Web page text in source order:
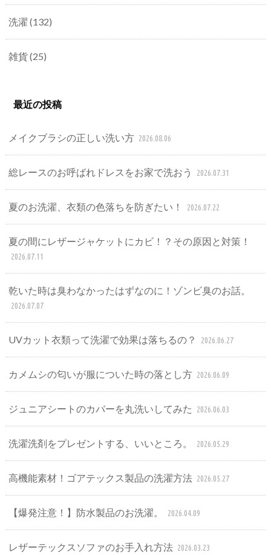
洗濯 (132)
雑貨(25)
最近の投稿
メイクブラシの正しい洗い方 2026.08.06
総レースのお呼ばれドレスをお家で洗おう 2026.07.31
夏のお洗濯、衣類の色落ちを防ぎたい！ 2026.07.22
夏の間にレザージャケットにカビ！？その原因と対策！
2026.07.11
乾いた時は臭わなかったはずなのに！ゾンビ臭のお話。
2026.07.07
UVカット衣類って洗濯で効果は落ちるの？ 2026.06.27
カメムシの匂いが服についた時の落とし方 2026.06.09
ジュニアシートのカバーを丸洗いしてみた 2026.06.03
洗濯洗剤をプレゼントする、いいところ。 2026.05.29
高機能素材！ゴアテックス製品の洗濯方法 2026.05.27
【爆発注意！】防水製品のお洗濯。 2026.04.09
レザーテックスソファのお手入れ方法 2026.03.23